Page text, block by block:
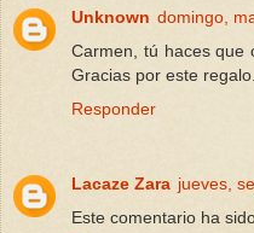
Unknown domingo,
Carmen, tú haces que
Gracias por este regalo.
Responder
Lacaze Zara jueves,
Este comentario ha